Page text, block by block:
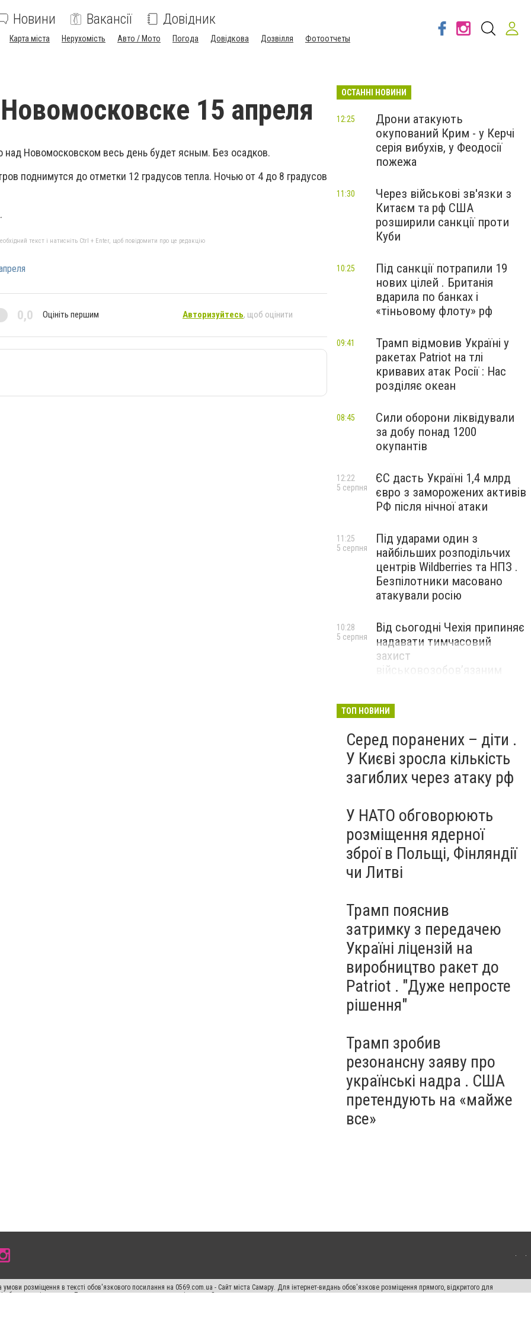
Новини Вакансії Довідник
Карта міста Нерухомість Авто / Мото Погода Довідкова Дозвілля Фотоотчеты
15 апреля
над Новомосковском весь день будет ясным. Без осадков.
поднимутся до отметки 12 градусов тепла. Ночью от 4 до 8 градусов
текст і натисніть Ctrl + Enter, щоб повідомити про це редакцію
0,0 Оцініть першим Авторизуйтесь, щоб оцінити
ОСТАННІ НОВИНИ
Дрони атакують
окупований Крим - у Керчі
серія вибухів, у Феодосії
пожежа
12:25
Через військові зв'язки з
Китаєм та рф США
розширили санкції проти
Куби
11:30
Під санкції потрапили 19
нових цілей . Британія
вдарила по банках і
«тіньовому флоту» рф
10:25
Трамп відмовив Україні у
ракетах Patriot на тлі
кривавих атак Росії : Нас
розділяє океан
09:41
Сили оборони ліквідували
за добу понад 1200
окупантів
08:45
ЄС дасть Україні 1,4 млрд
євро з заморожених активів
РФ після нічної атаки
12:22
5 серпня
Під ударами один з
найбільших розподільчих
центрів Wildberries та НПЗ .
Безпілотники масовано
атакували росію
11:25
5 серпня
Від сьогодні Чехія припиняє
надавати тимчасовий
захист
військовозобов’язаним
10:28
5 серпня
ТОП НОВИНИ
Серед поранених – діти .
У Києві зросла кількість
загиблих через атаку рф
У НАТО обговорюють
розміщення ядерної
зброї в Польщі, Фінляндії
чи Литві
Трамп пояснив
затримку з передачею
Україні ліцензій на
виробництво ракет до
Patriot . "Дуже непросте
рішення"
Трамп зробив
резонансну заяву про
українські надра . США
претендують на «майже
все»
розміщення в тексті обов'язкового посилання на 0569.com.ua - Сайт міста Самару. Для інтернет-видань обов'язкове розміщення прямого, відкритого для
або в якості джерела. Порушення виняткових прав переслідується Законом.